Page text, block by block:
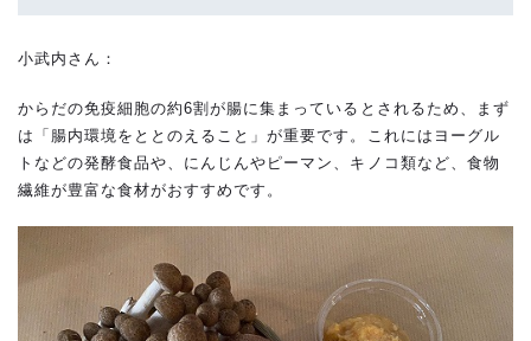
小武内さん：
からだの免疫細胞の約6割が腸に集まっているとされるため、まず
は「腸内環境をととのえること」が重要です。これにはヨーグル
トなどの発酵食品や、にんじんやピーマン、キノコ類など、食物
繊維が豊富な食材がおすすめです。